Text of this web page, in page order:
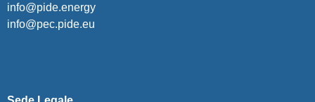
info@pide.energy
info@pec.pide.eu